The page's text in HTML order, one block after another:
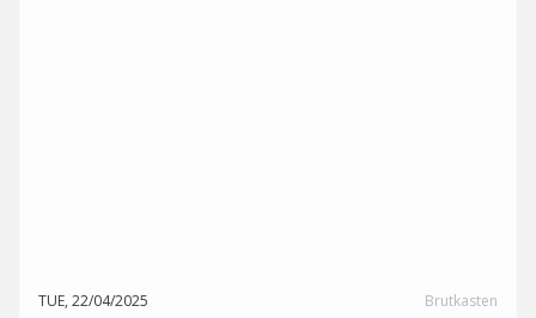
TUE, 22/04/2025 Brutkasten